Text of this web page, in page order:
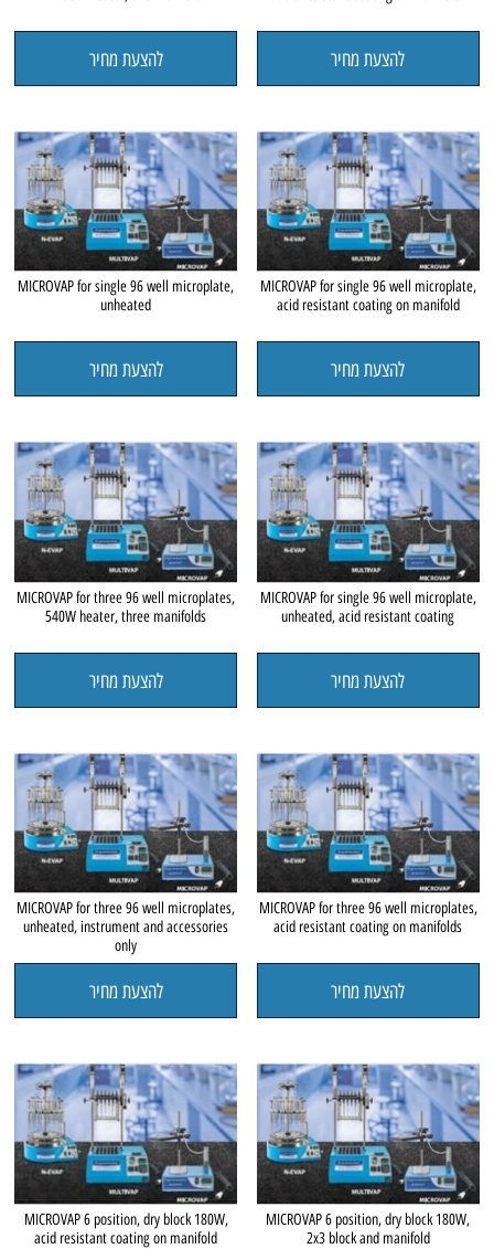
להצעת מחיר להצעת מחיר
MICROVAP for single 96 well microplate,
acid resistant coating on manifold
להצעת מחיר
MICROVAP for single 96 well microplate,
unheated
להצעת מחיר
MICROVAP for single 96 well microplate,
unheated, acid resistant coating
להצעת מחיר
MICROVAP for three 96 well microplates,
540W heater, three manifolds
להצעת מחיר
MICROVAP for three 96 well microplates,
acid resistant coating on manifolds
להצעת מחיר
MICROVAP for three 96 well microplates,
unheated, instrument and accessories
only
להצעת מחיר
MICROVAP 6 position, dry block 180W,
2x3 block and manifold
MICROVAP 6 position, dry block 180W,
acid resistant coating on manifold